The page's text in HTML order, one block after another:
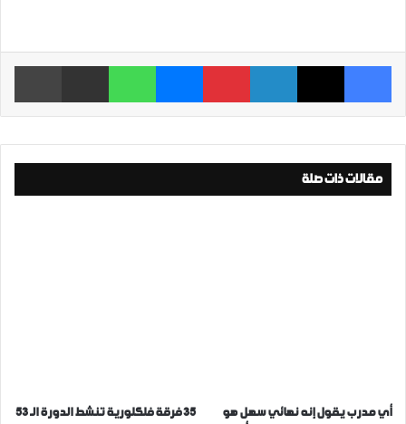
فيسبوك ‫X لينكدإن بينتيريست ماسنجر واتساب مشاركة عبر البريد
مقالات ذات صلة
أي مدرب يقول إنه نهائي سهل هو
35 فرقة فلكلورية تنشط الدورة الـ 53